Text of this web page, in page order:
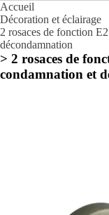
Accueil
Décoration et éclairage
2 rosaces de fonction
décondamnation
> 2 rosaces de
condamnation et